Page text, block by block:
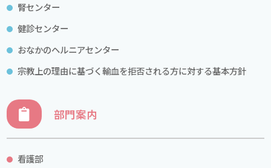
腎センター
健診センター
おなかのヘルニアセンター
宗教上の理由に基づく輸血を拒否される方に対する基本方針
部門案内
看護部